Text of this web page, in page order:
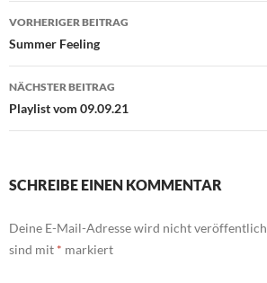
Beitragsnavigation
VORHERIGER BEITRAG
Summer Feeling
NÄCHSTER BEITRAG
Playlist vom 09.09.21
SCHREIBE EINEN KOMMENTAR
Deine E-Mail-Adresse wird nicht
sind mit * markiert